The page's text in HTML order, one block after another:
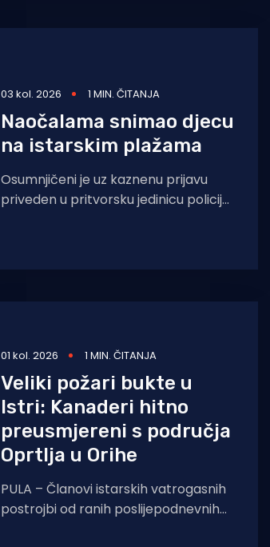
03 kol. 2026 1 MIN. ČITANJA
Naočalama snimao djecu
na istarskim plažama
Osumnjičeni je uz kaznenu prijavu
priveden u pritvorsku jedinicu policije
01 kol. 2026 1 MIN. ČITANJA
Veliki požari bukte u
Istri: Kanaderi hitno
preusmjereni s područja
Oprtlja u Orihe
PULA – Članovi istarskih vatrogasnih
postrojbi od ranih poslijepodnevnih